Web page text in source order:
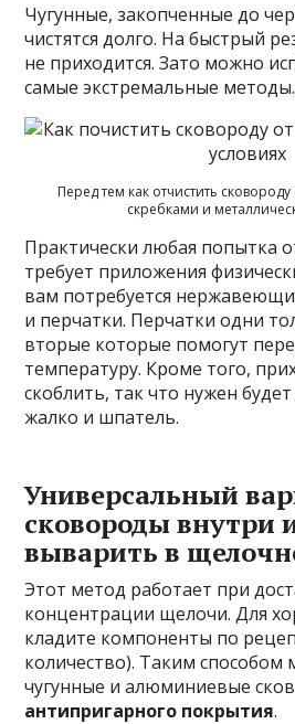
Чугунные, закопченные до
чистятся долго. На быстрый
не приходится. Зато можно
самые экстремальные методы.
Перед тем как отчистить сковороду
скребками и
Практически любая попытка
требует приложения
вам потребуется
и перчатки. Перчатки одни
вторые которые помогут
температуру. Кроме того,
скоблить, так что нужен
жалко и шпатель.
Универсальный
сковороды внутри
выварить в
Этот метод работает при
концентрации щелочи. Для
кладите компоненты по
количество). Таким способом
чугунные и алюминиевые
антипригарного покрытия.